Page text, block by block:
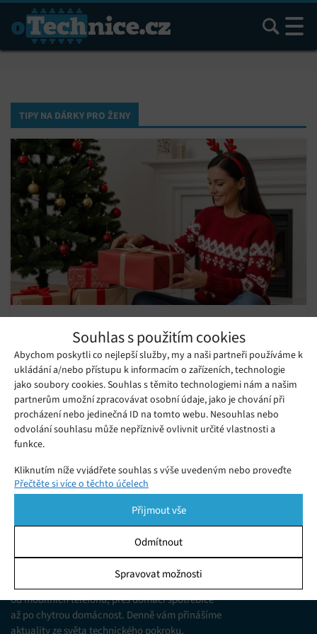
Souhlas s použitím cookies
Abychom poskytli co nejlepší služby, my a naši partneři používáme k
ukládání a/nebo přístupu k informacím o zařízeních, technologie
jako soubory cookies. Souhlas s těmito technologiemi nám a našim
partnerům umožní zpracovávat osobní údaje, jako je chování při
procházení nebo jedinečná ID na tomto webu. Nesouhlas nebo
odvolání souhlasu může nepříznivě ovlivnit určité vlastnosti a
funkce.
Kliknutím níže vyjádřete souhlas s výše uvedeným nebo proveďte
podrobnější rozhodnutí. Vaše volby budou použity pouze na tomto
pomocí přepínačů v Zásadách cookies nebo kliknutím na tlačítko
Spravovat souhlas ve spodní části obrazovky.
Ukládání a/nebo přístup k informacím v zařízení, Porozumění
publiku prostřednictvím statistik nebo kombinací údajů z
různých zdrojů.
Přečtěte si více o těchto účelech
Přijmout vše
Odmítnout
Spravovat možnosti
Hledat
TIPY NA DÁRKY PRO ŽENY
vánoční dárky
Úterý 09. 12. 2025 Adéla
Perfektní tipy na vánoční dárky pro ženy! Vyberte to nejlepší
pro partnerku, maminku nebo kamarádku. Inspirujte se a
udělejte radost.
Jsme web zajímající se o technologické novinky
od mobilních telefonů, přes domácí spotřebiče
až po chytrou domácnost. Denně vám přinášíme
aktuality ze světa technického pokroku,